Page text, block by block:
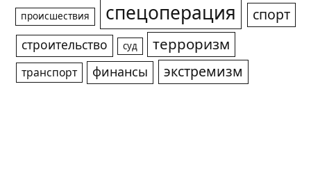
происшествия спецоперация спорт
строительство суд терроризм
транспорт финансы экстремизм